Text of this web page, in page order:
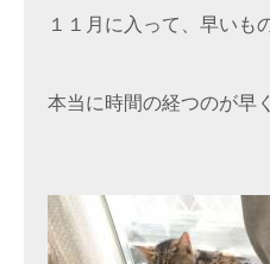
１１月に入って、早いも
本当に時間の経つのが早